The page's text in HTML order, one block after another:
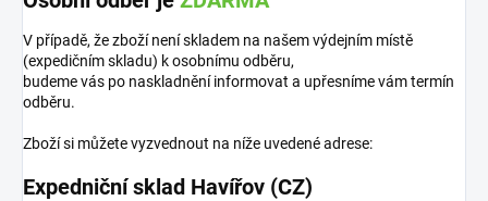
V případě, že zboží není skladem na našem výdejním místě
(expedičním skladu) k osobnímu odběru,
budeme vás po naskladnění informovat a upřesníme vám termín
odběru.
Zboží si můžete vyzvednout na níže uvedené adrese:
Expedniční sklad Havířov (CZ)